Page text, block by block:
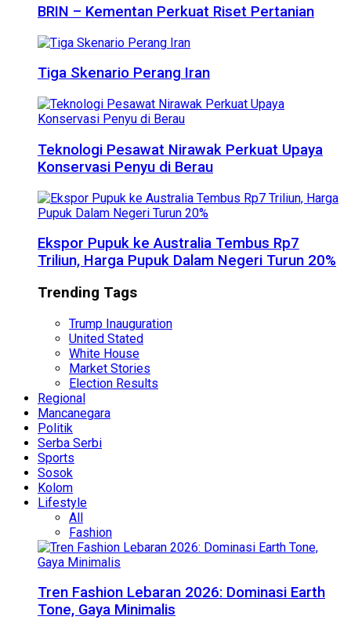
BRIN – Kementan Perkuat Riset Pertanian
Tiga Skenario Perang Iran
Teknologi Pesawat Nirawak Perkuat Upaya
Konservasi Penyu di Berau
Ekspor Pupuk ke Australia Tembus Rp7
Triliun, Harga Pupuk Dalam Negeri Turun 20%
Trending Tags
Trump Inauguration
United Stated
White House
Market Stories
Election Results
Regional
Mancanegara
Politik
Serba Serbi
Sports
Sosok
Kolom
Lifestyle
All
Fashion
Tren Fashion Lebaran 2026: Dominasi Earth
Tone, Gaya Minimalis